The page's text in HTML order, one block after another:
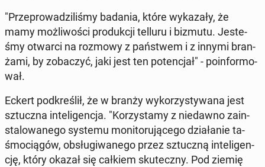
"Prze­pro­wa­dzi­li­śmy badania, które wy­ka­za­ły, że
mamy moż­li­wo­ści pro­duk­cji telluru i bizmutu. Je­ste­
śmy otwarci na rozmowy z pań­stwem i z innymi bran­
ża­mi, by zo­ba­czyć, jaki jest ten po­ten­cjał" - po­in­for­mo­
wał.
Eckert pod­kre­ślił, że w branży wy­ko­rzy­sty­wa­na jest
sztucz­na in­te­li­gen­cja. "Ko­rzy­sta­my z nie­daw­no za­in­
sta­lo­wa­ne­go systemu mo­ni­to­ru­ją­ce­go dzia­ła­nie ta­
śmo­cią­gów, ob­słu­gi­wa­ne­go przez sztucz­ną in­te­li­gen­
cję, który okazał się całkiem sku­tecz­ny. Pod ziemię